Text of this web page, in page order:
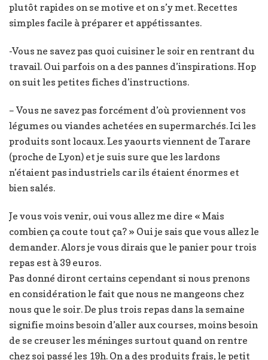
plutôt rapides on se motive et on s’y met. Recettes
simples facile à préparer et appétissantes.
-Vous ne savez pas quoi cuisiner le soir en rentrant du
travail. Oui parfois on a des pannes d’inspirations. Hop
on suit les petites fiches d’instructions.
– Vous ne savez pas forcément d’où proviennent vos
légumes ou viandes achetées en supermarchés. Ici les
produits sont locaux. Les yaourts viennent de Tarare
(proche de Lyon) et je suis sure que les lardons
n’étaient pas industriels car ils étaient énormes et
bien salés.
Je vous vois venir, oui vous allez me dire « Mais
combien ça coute tout ça? » Oui je sais que vous allez le
demander. Alors je vous dirais que le panier pour trois
repas est à 39 euros.
Pas donné diront certains cependant si nous prenons
en considération le fait que nous ne mangeons chez
nous que le soir. De plus trois repas dans la semaine
signifie moins besoin d’aller aux courses, moins besoin
de se creuser les méninges surtout quand on rentre
chez soi passé les 19h. On a des produits frais, le petit